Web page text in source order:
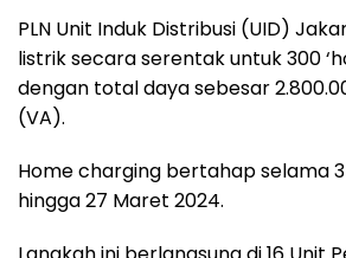
PLN Unit Induk Distribusi (UID)
listrik secara serentak untuk 300
dengan total daya sebesar
(VA).
Home charging bertahap selama
hingga 27 Maret 2024.